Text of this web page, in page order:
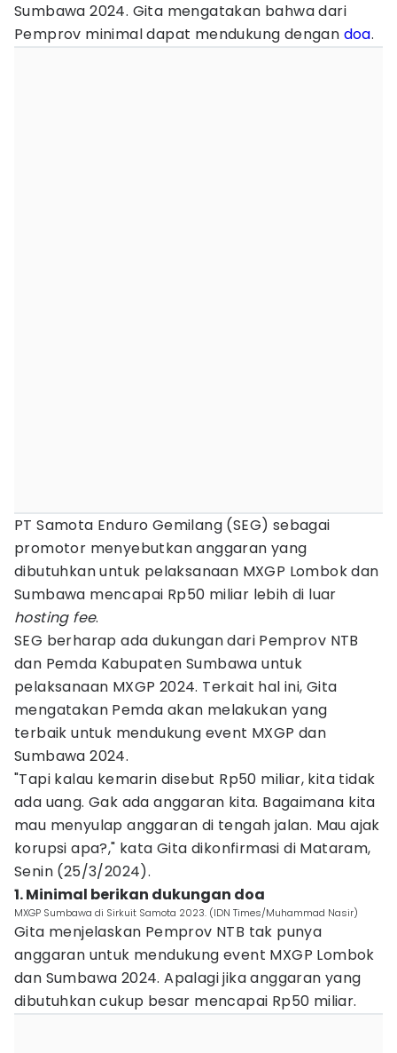
Sumbawa 2024. Gita mengatakan bahwa dari
Pemprov minimal dapat mendukung dengan doa.
PT Samota Enduro Gemilang (SEG) sebagai
promotor menyebutkan anggaran yang
dibutuhkan untuk pelaksanaan MXGP Lombok dan
Sumbawa mencapai Rp50 miliar lebih di luar
hosting fee.
SEG berharap ada dukungan dari Pemprov NTB
dan Pemda Kabupaten Sumbawa untuk
pelaksanaan MXGP 2024. Terkait hal ini, Gita
mengatakan Pemda akan melakukan yang
terbaik untuk mendukung event MXGP dan
Sumbawa 2024.
"Tapi kalau kemarin disebut Rp50 miliar, kita tidak
ada uang. Gak ada anggaran kita. Bagaimana kita
mau menyulap anggaran di tengah jalan. Mau ajak
korupsi apa?," kata Gita dikonfirmasi di Mataram,
Senin (25/3/2024).
1. Minimal berikan dukungan doa
MXGP Sumbawa di Sirkuit Samota 2023. (IDN Times/Muhammad Nasir)
Gita menjelaskan Pemprov NTB tak punya
anggaran untuk mendukung event MXGP Lombok
dan Sumbawa 2024. Apalagi jika anggaran yang
dibutuhkan cukup besar mencapai Rp50 miliar.